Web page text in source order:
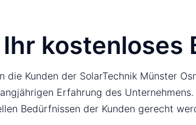
kostenloses
die Kunden der SolarTechnik Münster
Erfahrung des
Bedürfnissen der Kunden gerecht